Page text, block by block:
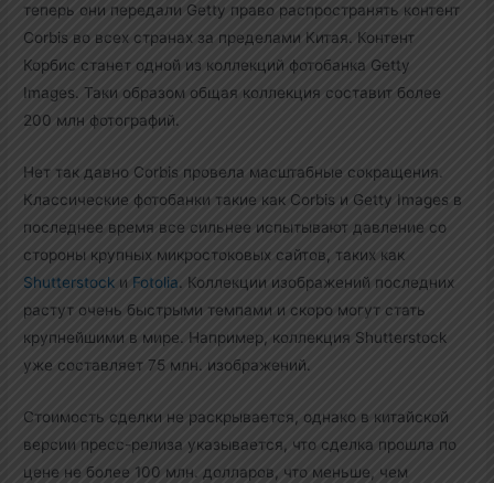
теперь они передали Getty право распространять контент
Corbis во всех странах за пределами Китая. Контент
Корбис станет одной из коллекций фотобанка Getty
Images. Таки образом общая коллекция составит более
200 млн фотографий.
Нет так давно Corbis провела масштабные сокращения.
Классические фотобанки такие как Corbis и Getty Images в
последнее время все сильнее испытывают давление со
стороны крупных микростоковых сайтов, таких как
Shutterstock и Fotolia. Коллекции изображений последних
растут очень быстрыми темпами и скоро могут стать
крупнейшими в мире. Например, коллекция Shutterstock
уже составляет 75 млн. изображений.
Стоимость сделки не раскрывается, однако в китайской
версии пресс-релиза указывается, что сделка прошла по
цене не более 100 млн. долларов, что меньше, чем